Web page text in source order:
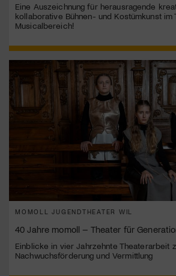
Eine Auszeichnung für herausragende
kollaborative Bühnen- und Kostümkunst im
Musicalbereich!
MOMOLL JUGENDTHEATER WIL
40 Jahre momoll – Theater für
Einblicke in vier Jahrzehnte Theaterarbeit
Nachwuchsförderung und Vermittlung